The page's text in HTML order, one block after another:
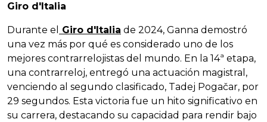
Giro d'Italia
Durante el Giro d'Italia de 2024, Ganna demostró
una vez más por qué es considerado uno de los
mejores contrarrelojistas del mundo. En la 14ª etapa,
una contrarreloj, entregó una actuación magistral,
venciendo al segundo clasificado, Tadej Pogačar, por
29 segundos. Esta victoria fue un hito significativo en
su carrera, destacando su capacidad para rendir bajo